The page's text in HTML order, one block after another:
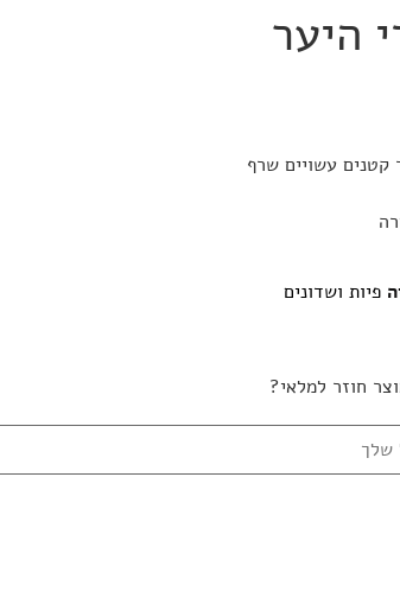
היער
קטנים עשויים שרף
פיות ושדונים
חוזר למלאי?